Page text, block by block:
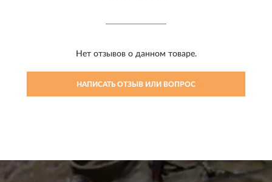
Нет отзывов о данном товаре.
НАПИСАТЬ ОТЗЫВ ИЛИ ВОПРОС